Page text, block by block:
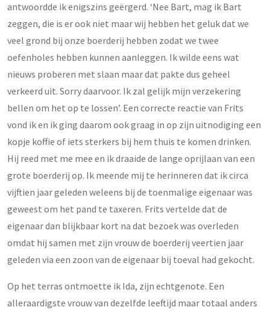
antwoordde ik enigszins geërgerd. ‘Nee Bart, mag ik Bart
zeggen, die is er ook niet maar wij hebben het geluk dat we
veel grond bij onze boerderij hebben zodat we twee
oefenholes hebben kunnen aanleggen. Ik wilde eens wat
nieuws proberen met slaan maar dat pakte dus geheel
verkeerd uit. Sorry daarvoor. Ik zal gelijk mijn verzekering
bellen om het op te lossen’. Een correcte reactie van Frits
vond ik en ik ging daarom ook graag in op zijn uitnodiging een
kopje koffie of iets sterkers bij hem thuis te komen drinken.
Hij reed met me mee en ik draaide de lange oprijlaan van een
grote boerderij op. Ik meende mij te herinneren dat ik circa
vijftien jaar geleden weleens bij de toenmalige eigenaar was
geweest om het pand te taxeren. Frits vertelde dat de
eigenaar dan blijkbaar kort na dat bezoek was overleden
omdat hij samen met zijn vrouw de boerderij veertien jaar
geleden via een zoon van de eigenaar bij toeval had gekocht.
Op het terras ontmoette ik Ida, zijn echtgenote. Een
alleraardigste vrouw van dezelfde leeftijd maar totaal anders